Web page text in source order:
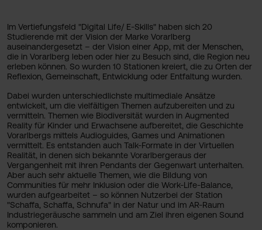
Im Vertiefungsfeld "Digital Life/ E-Skills" haben sich 20
Studierende mit der Vision der Marke Vorarlberg
auseinandergesetzt – der Vision einer App, mit der Menschen,
die in Vorarlberg leben oder hier zu Besuch sind, die Region neu
erleben können. So wurden 10 Stationen kreiert, die zu Orten der
Reflexion, Gemeinschaft, Entwicklung oder Entfaltung wurden.
Dabei wurden unterschiedlichste multimediale Ansätze
entwickelt, um die vielfältigen Themen aufzubereiten und zu
vermitteln. Themen wie Biodiversität wurden in Augmented
Reality für Kinder und Erwachsene aufbereitet, die Geschichte
Vorarlbergs mittels Audioguides, Games und Animationen
vermittelt. Es entstanden auch Talk-Formate in der Virtuellen
Realität, in denen sich bekannte Vorarlbergeraus der
Vergangenheit mit ihren Pendants der Gegenwart unterhalten.
Aber auch sehr aktuelle Themen, wie die Bildung von
Communities für mehr Inklusion oder die Work-Life-Balance,
wurden aufgearbeitet – so können Nutzerbei der Station
"Schaffa, Schaffa, Schnufa" in der Natur und im AR-Raum
Industriegeräusche sammeln und am Ziel ihren eigenen Sound
komponieren.